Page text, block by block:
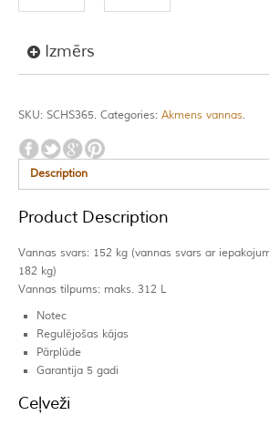
Izmērs
SKU: SCHS365. Categories: Akmens vannas.
Description
Product Description
Vannas svars: 152 kg (vannas svars ar
182 kg)
Vannas tilpums: maks. 312 L
Notec
Regulējošas kājas
Pārplūde
Garantija 5 gadi
Ceļveži